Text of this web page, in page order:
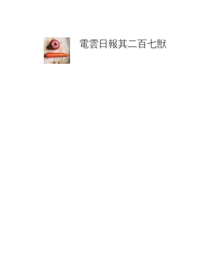
電雲日報其二百七獣